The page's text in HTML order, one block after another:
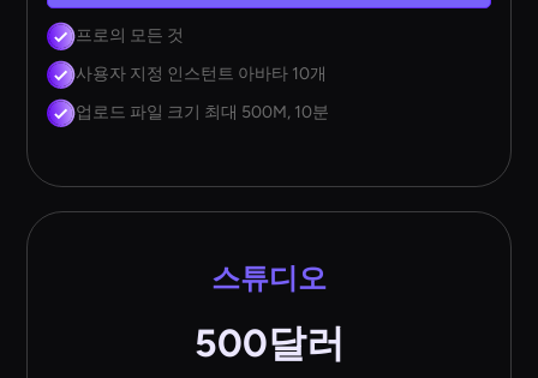
프로의 모든 것
사용자 지정 인스턴트 아바타 10개
업로드 파일 크기 최대 500M, 10분
스튜디오
500달러